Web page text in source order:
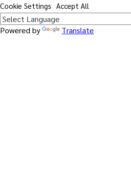
Cookie Settings Accept All
Powered by Translate